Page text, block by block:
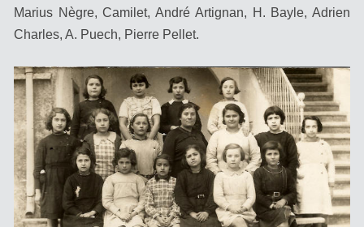
Marius Nègre, Camilet, André Artignan, H. Bayle, Adrien
Charles, A. Puech, Pierre Pellet.